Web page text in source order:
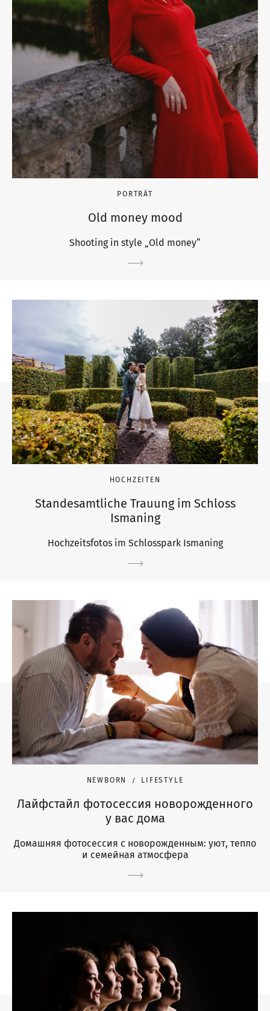
PORTRÄT
Old money mood
Shooting in style „Old money“
HOCHZEITEN
Standesamtliche Trauung im Schloss
Ismaning
Hochzeitsfotos im Schlosspark Ismaning
NEWBORN LIFESTYLE
Лайфстайл фотосессия новорожденного
у вас дома
Домашняя фотосессия с новорожденным: уют, тепло
и семейная атмосфера